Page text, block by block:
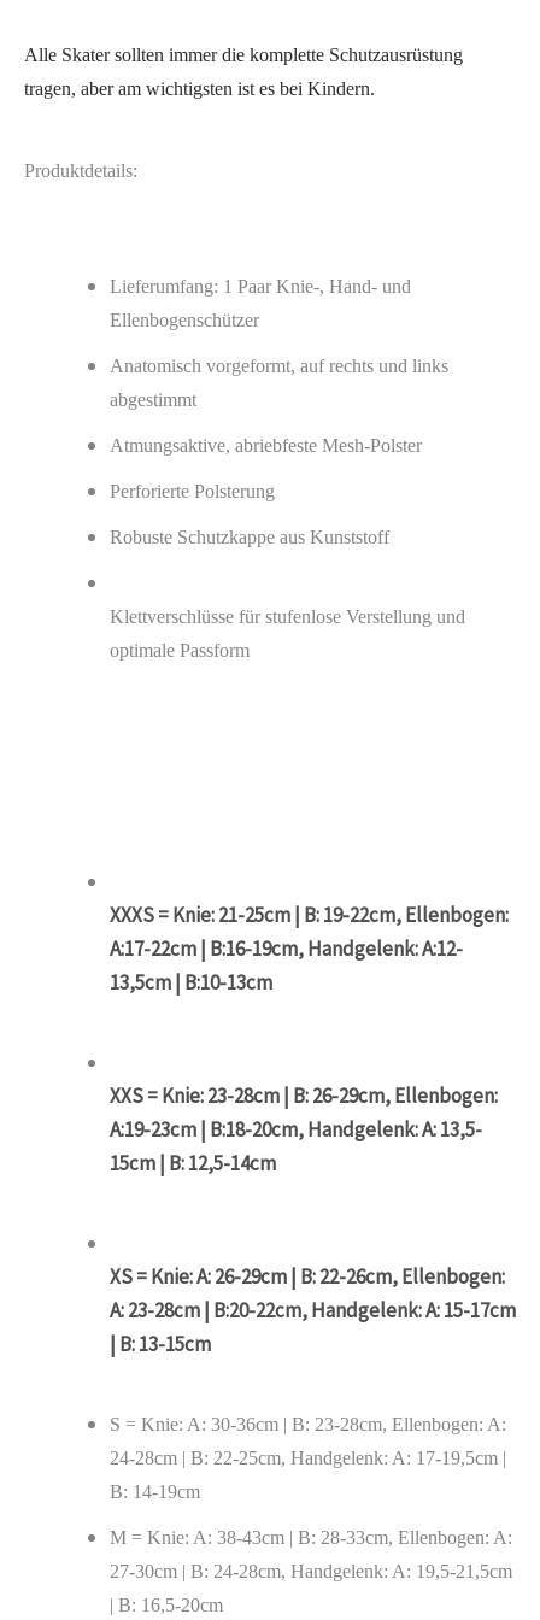
Alle Skater sollten immer die komplette Schutzausrüstung
tragen, aber am wichtigsten ist es bei Kindern.
Produktdetails:
Lieferumfang: 1 Paar Knie-, Hand- und
Ellenbogenschützer
Anatomisch vorgeformt, auf rechts und links
abgestimmt
Atmungsaktive, abriebfeste Mesh-Polster
Perforierte Polsterung
Robuste Schutzkappe aus Kunststoff
Klettverschlüsse für stufenlose Verstellung und
optimale Passform
XXXS = Knie: 21-25cm | B: 19-22cm, Ellenbogen:
A:17-22cm | B:16-19cm, Handgelenk: A:12-
13,5cm | B:10-13cm
XXS = Knie: 23-28cm | B: 26-29cm, Ellenbogen:
A:19-23cm | B:18-20cm, Handgelenk: A: 13,5-
15cm | B: 12,5-14cm
XS = Knie: A: 26-29cm | B: 22-26cm, Ellenbogen:
A: 23-28cm | B:20-22cm, Handgelenk: A: 15-17cm
| B: 13-15cm
S = Knie: A: 30-36cm | B: 23-28cm, Ellenbogen: A:
24-28cm | B: 22-25cm, Handgelenk: A: 17-19,5cm |
B: 14-19cm
M = Knie: A: 38-43cm | B: 28-33cm, Ellenbogen: A:
27-30cm | B: 24-28cm, Handgelenk: A: 19,5-21,5cm
| B: 16,5-20cm